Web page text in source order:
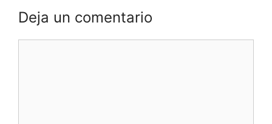
Deja un comentario